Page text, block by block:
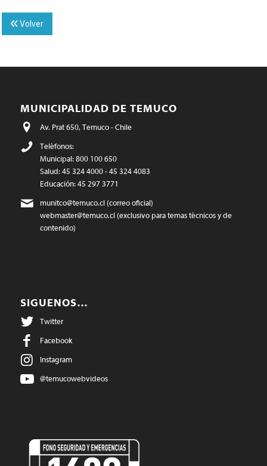
Volver
MUNICIPALIDAD DE TEMUCO
Av. Prat 650, Temuco - Chile
Teléfonos:
Municipal: 800 100 650
Salud: 45 324 4000 - 45 324 4083
Educación: 45 297 3771
munitco@temuco.cl(correo oficial)
webmaster@temuco.cl(exclusivo para temas técnicos y de
contenido)
SIGUENOS…
Twitter
Facebook
Instagram
@temucowebvideos